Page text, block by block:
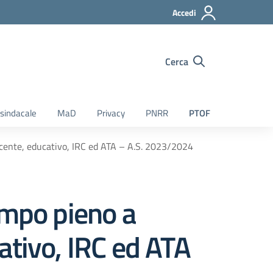
Accedi
Cerca
MaD Privacy PNRR PTOF
educativo, IRC ed ATA – A.S. 2023/2024
pieno a
IRC ed ATA